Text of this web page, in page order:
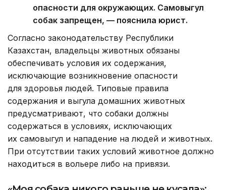
опасности для окружающих. Самовыгул
собак запрещен, — пояснила юрист.
Согласно законодательству Республики
Казахстан, владельцы животных обязаны
обеспечивать условия их содержания,
исключающие возникновение опасности
для здоровья людей. Типовые правила
содержания и выгула домашних животных
предусматривают, что собаки должны
содержаться в условиях, исключающих
их самовыгул и нападение на людей и животных.
При отсутствии таких условий животное должно
находиться в вольере либо на привязи.